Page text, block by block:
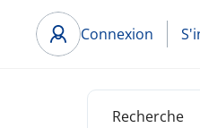
Connexion